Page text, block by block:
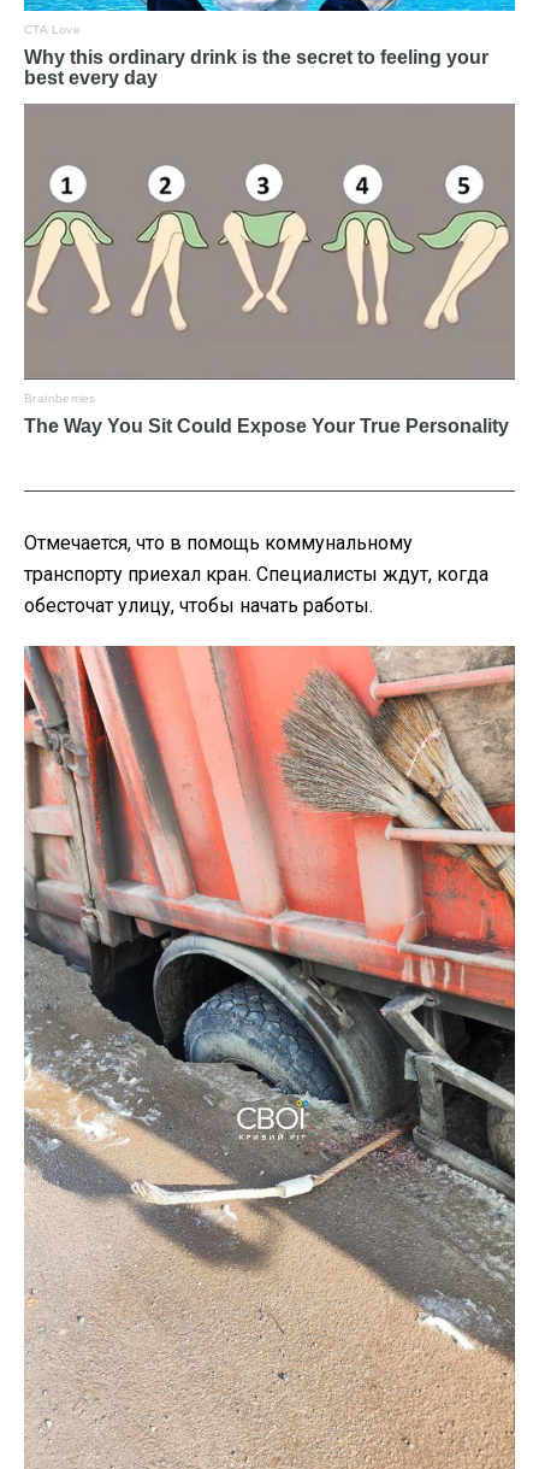
Отмечается, что в помощь коммунальному
транспорту приехал кран. Специалисты ждут, когда
обесточат улицу, чтобы начать работы.